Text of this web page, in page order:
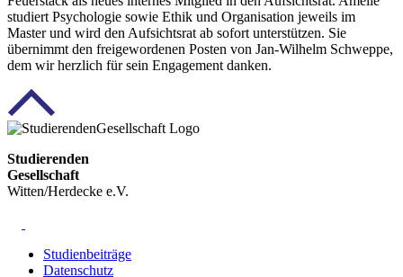
studiert Psychologie sowie Ethik und Organisation jeweils im
Master und wird den Aufsichtsrat ab sofort unterstützen. Sie
übernimmt den freigewordenen Posten von Jan-Wilhelm Schweppe,
dem wir herzlich für sein Engagement danken.
Studierenden
Gesellschaft
Witten/Herdecke e.V.
Studienbeiträge
Datenschutz